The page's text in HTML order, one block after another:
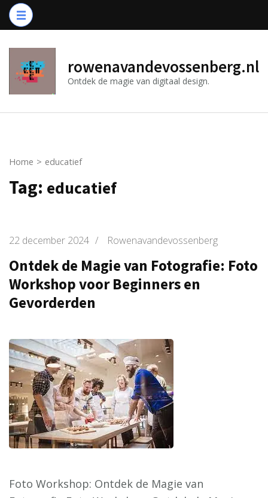
Ga
naar
(druk
Enter)
rowenavandevossenberg.nl
Ontdek de magie van digitaal design.
Home > educatief
Tag: educatief
22 december 2024 / Rowenavandevossenberg
Ontdek de Magie van Fotografie: Foto
Workshop voor Beginners en
Gevorderden
Foto Workshop: Ontdek de Magie van